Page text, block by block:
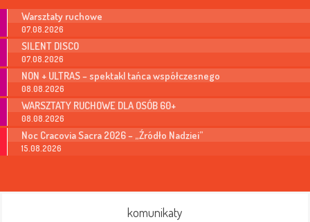
Warsztaty ruchowe
07.08.2026
SILENT DISCO
07.08.2026
NON + ULTRAS – spektakl tańca współczesnego
08.08.2026
WARSZTATY RUCHOWE DLA OSÓB 60+
08.08.2026
Noc Cracovia Sacra 2026 – „Źródło Nadziei”
15.08.2026
komunikaty